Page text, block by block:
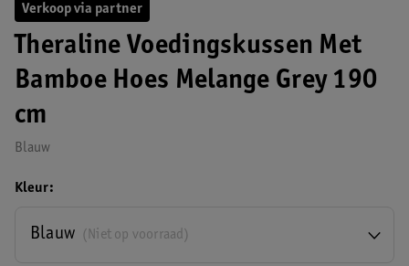
Verkoop via partner
Theraline Voedingskussen Met
Bamboe Hoes Melange Grey 190
cm
Blauw
Kleur
(Niet op voorraad)
Blauw